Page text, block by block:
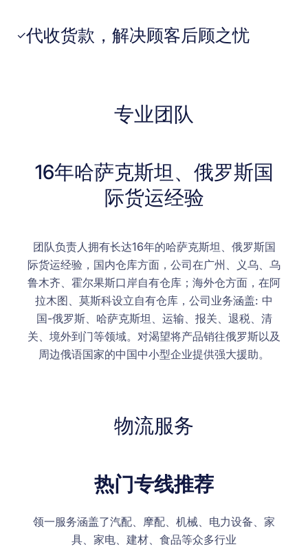
✓代收货款，解决顾客后顾之忧
专业团队
16年哈萨克斯坦、俄罗斯国
际货运经验
团队负责人拥有长达16年的哈萨克斯坦、俄罗斯国
际货运经验，国内仓库方面，公司在广州、义乌、乌
鲁木齐、霍尔果斯口岸自有仓库；海外仓方面，在阿
拉木图、莫斯科设立自有仓库，公司业务涵盖: 中
国-俄罗斯、哈萨克斯坦、运输、报关、退税、清
关、境外到门等领域。对渴望将产品销往俄罗斯以及
周边俄语国家的中国中小型企业提供强大援助。
物流服务
热门专线推荐
领一服务涵盖了汽配、摩配、机械、电力设备、家
具、家电、建材、食品等众多行业